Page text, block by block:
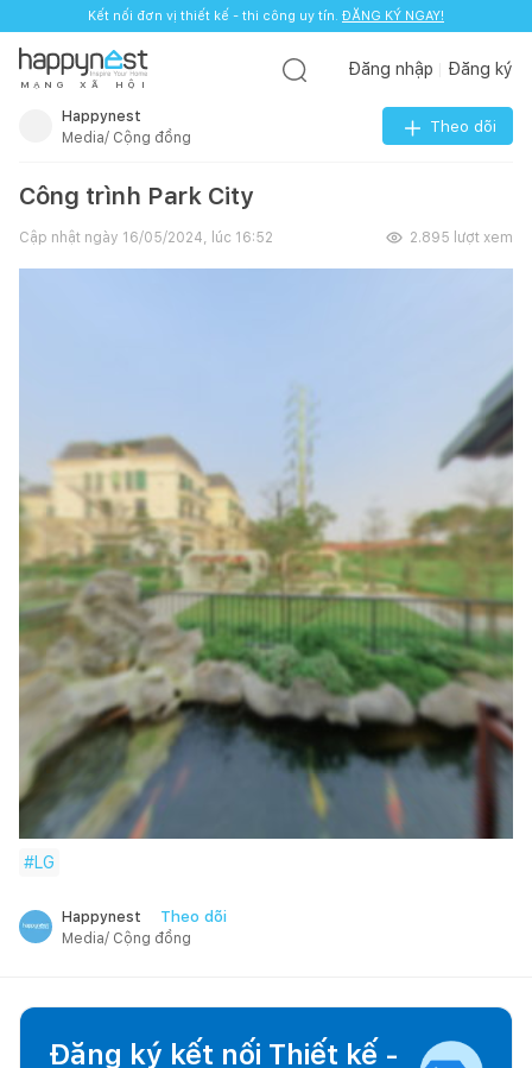
Kết nối đơn vị thiết kế - thi công uy tín. ĐĂNG KÝ NGAY!
M Ạ N G X Ã H Ộ I
Đăng nhập Đăng ký
Happynest
Media/ Cộng đồng
Theo dõi
Công trình Park City
Cập nhật ngày 16/05/2024, lúc 16:52 2.895 lượt xem
#LG
Happynest Theo dõi
Media/ Cộng đồng
Đăng ký kết nối Thiết kế -